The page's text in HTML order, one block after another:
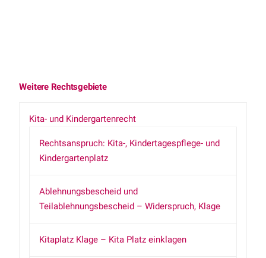
Weitere Rechtsgebiete
Kita- und Kindergartenrecht
Rechtsanspruch: Kita-, Kindertagespflege- und
Kindergartenplatz
Ablehnungsbescheid und
Teilablehnungsbescheid – Widerspruch, Klage
Kitaplatz Klage – Kita Platz einklagen